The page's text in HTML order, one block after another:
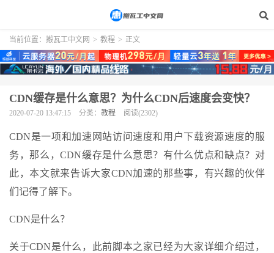
当前位置： 搬瓦工中文网 > 教程 > 正文
CDN缓存是什么意思？为什么CDN后速度会变快？
2020-07-20 13:47:15 分类： 教程 阅读(2302)
CDN是一项和加速网站访问速度和用户下载资源速度的服
务，那么，CDN缓存是什么意思？有什么优点和缺点？对
此，本文就来告诉大家CDN加速的那些事，有兴趣的伙伴
们记得了解下。
CDN是什么？
关于CDN是什么，此前脚本之家已经为大家详细介绍过，